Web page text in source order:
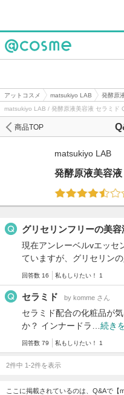
アットコスメ matsukiyo LAB 発酵原
matsukiyo LAB / 発酵原液美容液 セラミド
商品TOP
matsukiyo LAB
発酵原液美容
グリセリンフリーの美容
現在アンレーベルvエッセ
ていますが、グリセリン
回答数 16 私もしりたい！ 1
セラミド by komme さん
セラミド配合の化粧品が
か？ インナードラ… 続き
回答数 79 私もしりたい！ 1
2件中 1-2件を表示
ここに掲載されているのは、Q&Aで【